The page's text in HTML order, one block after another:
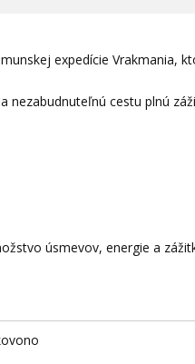
expedície Vrakmania,
nezabudnuteľnú cestu plnú
úsmevov, energie a